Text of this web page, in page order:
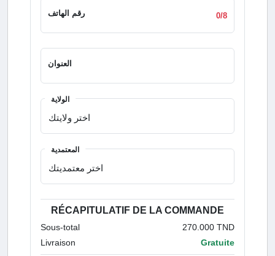
رقم الهاتف 0/8
العنوان
الولاية
المعتمدية
RÉCAPITULATIF DE LA COMMANDE
Sous-total
270.000 TND
Livraison
Gratuite